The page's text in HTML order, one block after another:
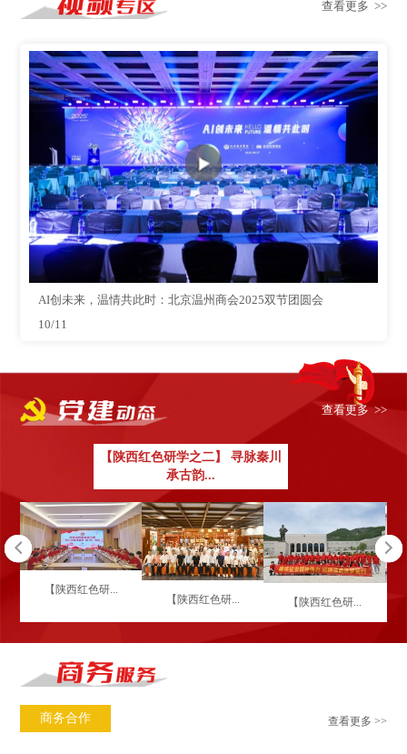
查看更多 >>
AI创未来，温情共此时：北京温州商会2025双节团圆会
10/11
查看更多 >>
【陕西红色研...
【陕西红色研...
【陕西红色研学之二】 寻脉秦川
承古韵...
【陕西红色研...
商务合作 查看更多 >>